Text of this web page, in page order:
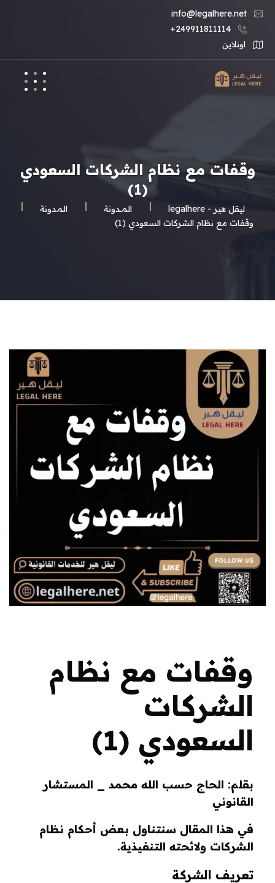
info@legalhere.net
249911811114+
اونلاين
وقفات مع نظام الشركات السعودي
(1)
ليقل هير - legalhere المـدونة
المدونة
وقفات مع نظام الشركات السعودي (1)
وقفات مع نظام
الشركات
السعودي (1)
بقلم: الحاج حسب الله محمد _ المستشار
القانوني
في هذا المقال سنتناول بعض أحكام نظام
الشركات ولائحته التنفيذية.
تعريف الشركة